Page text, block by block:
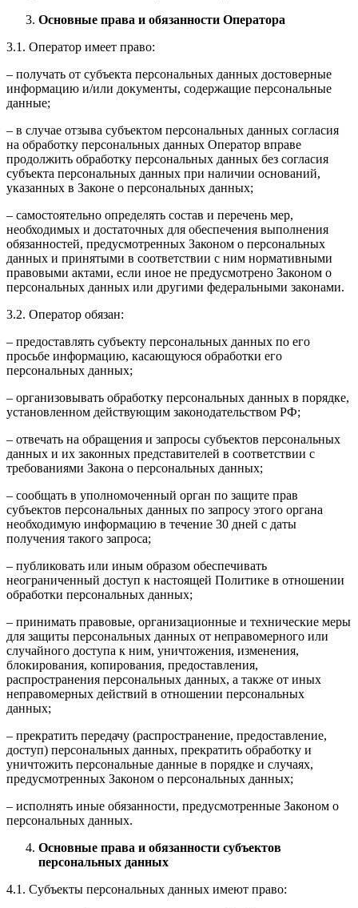
Основные права и обязанности Оператора
3.1. Оператор имеет право:
– получать от субъекта персональных данных достоверные
информацию и/или документы, содержащие персональные
данные;
– в случае отзыва субъектом персональных данных согласия
на обработку персональных данных Оператор вправе
продолжить обработку персональных данных без согласия
субъекта персональных данных при наличии оснований,
указанных в Законе о персональных данных;
– самостоятельно определять состав и перечень мер,
необходимых и достаточных для обеспечения выполнения
обязанностей, предусмотренных Законом о персональных
данных и принятыми в соответствии с ним нормативными
правовыми актами, если иное не предусмотрено Законом о
персональных данных или другими федеральными законами.
3.2. Оператор обязан:
– предоставлять субъекту персональных данных по его
просьбе информацию, касающуюся обработки его
персональных данных;
– организовывать обработку персональных данных в порядке,
установленном действующим законодательством РФ;
– отвечать на обращения и запросы субъектов персональных
данных и их законных представителей в соответствии с
требованиями Закона о персональных данных;
– сообщать в уполномоченный орган по защите прав
субъектов персональных данных по запросу этого органа
необходимую информацию в течение 30 дней с даты
получения такого запроса;
– публиковать или иным образом обеспечивать
неограниченный доступ к настоящей Политике в отношении
обработки персональных данных;
– принимать правовые, организационные и технические меры
для защиты персональных данных от неправомерного или
случайного доступа к ним, уничтожения, изменения,
блокирования, копирования, предоставления,
распространения персональных данных, а также от иных
неправомерных действий в отношении персональных
данных;
– прекратить передачу (распространение, предоставление,
доступ) персональных данных, прекратить обработку и
уничтожить персональные данные в порядке и случаях,
предусмотренных Законом о персональных данных;
– исполнять иные обязанности, предусмотренные Законом о
персональных данных.
Основные права и обязанности субъектов
персональных данных
4.1. Субъекты персональных данных имеют право: